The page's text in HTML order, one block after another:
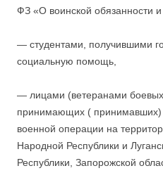
ФЗ «О воинской обязанности
— студентами, получившими
социальную помощь,
— лицами (ветеранами боевых
принимающих ( принимавших)
военной операции на
Народной Республики и
Республики, Запорожской